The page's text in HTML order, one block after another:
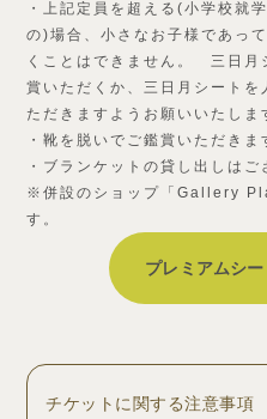
・上記定員を超える(小学校就
の)場合、小さなお子様であっ
くことはできません。 三日月
賞いただくか、三日月シート
ただきますようお願いいたしま
・靴を脱いでご鑑賞いただきま
・ブランケットの貸し出しはご
※併設のショップ「Gallery
す。
プレミアムシ
チケットに関する注意事項